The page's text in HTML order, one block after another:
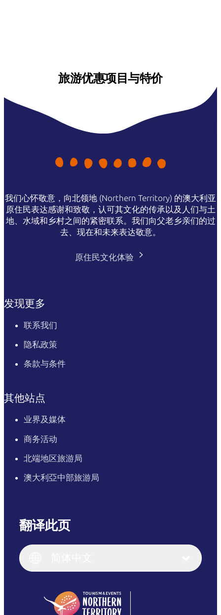
旅游优惠项目与特价
我们心怀敬意，向北领地 (Northern Territory) 的澳大利亚
原住民表达感谢和致敬，认可其文化的传承以及人们与土
地、水域和乡村之间的紧密联系。我们向父老乡亲们的过
去、现在和未来表达敬意。
原住民文化体验
发现更多
联系我们
隐私政策
条款与条件
其他站点
业界及媒体
商务活动
北端地区旅游局
澳大利亞中部旅游局
翻译此页
English (US)
English
(Singapore)